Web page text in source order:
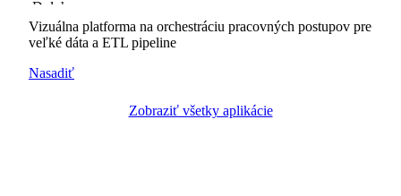
Vizuálna platforma na orchestráciu pracovných postupov pre
veľké dáta a ETL pipeline
Nasadiť
Zobraziť všetky aplikácie